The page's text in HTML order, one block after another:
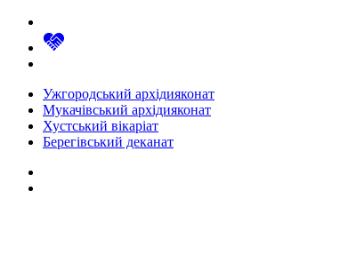
Ужгородський архідияконат
Мукачівський архідияконат
Хустський вікаріат
Берегівський деканат